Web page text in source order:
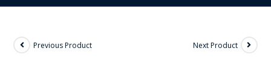
Previous Product Next Product